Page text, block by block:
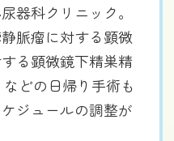
器科クリニック。
脈瘤に対する顕微
る顕微鏡下精巣精
どの日帰り手術も
ジュールの調整が